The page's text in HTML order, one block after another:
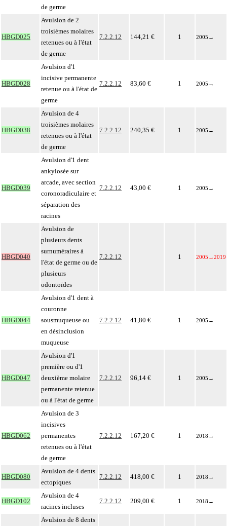
de germe
HBGD025
Avulsion de 2
troisièmes molaires
retenues ou à l'état
de germe
7.2.2.12 144,21 € 1 2005 →
HBGD028
Avulsion d'1
incisive permanente
retenue ou à l'état de
germe
7.2.2.12 83,60 € 1 2005 →
HBGD038
Avulsion de 4
troisièmes molaires
retenues ou à l'état
de germe
7.2.2.12 240,35 € 1 2005 →
HBGD039
Avulsion d'1 dent
ankylosée sur
arcade, avec section
coronoradiculaire et
séparation des
racines
7.2.2.12 43,00 € 1 2005 →
HBGD040
Avulsion de
plusieurs dents
surnuméraires à
l'état de germe ou de
plusieurs
odontoïdes
7.2.2.12 1 2005 →2019
HBGD044
Avulsion d'1 dent à
couronne
sousmuqueuse ou
en désinclusion
muqueuse
7.2.2.12 41,80 € 1 2005 →
HBGD047
Avulsion d'1
première ou d'1
deuxième molaire
permanente retenue
ou à l'état de germe
7.2.2.12 96,14 € 1 2005 →
HBGD062
Avulsion de 3
incisives
permanentes
retenues ou à l'état
de germe
7.2.2.12 167,20 € 1 2018 →
HBGD080
Avulsion de 4 dents
ectopiques
7.2.2.12 418,00 € 1 2018 →
HBGD102
Avulsion de 4
racines incluses
7.2.2.12 209,00 € 1 2018 →
Avulsion de 8 dents